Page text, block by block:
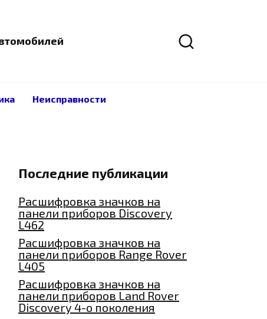
Неисправности
Последние публикации
Расшифровка значков на
панели приборов Discovery
L462
Расшифровка значков на
панели приборов Range Rover
L405
Расшифровка значков на
панели приборов Land Rover
Discovery 4-о поколения